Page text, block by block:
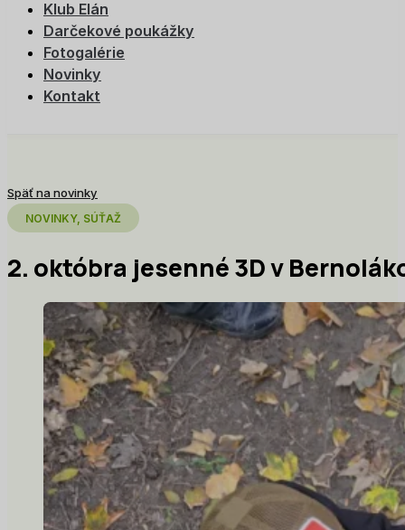
Klub Elán
Darčekové poukážky
Fotogalérie
Novinky
Kontakt
Späť na novinky
NOVINKY, SÚŤAŽ
2. októbra jesenné 3D v